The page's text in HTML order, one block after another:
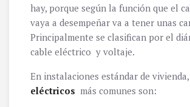
hay, porque según la función que el
vaya a desempeñar va a tener unas
Principalmente se clasifican por el
cable eléctrico y voltaje.
En instalaciones estándar de vivienda,
eléctricos más comunes son: